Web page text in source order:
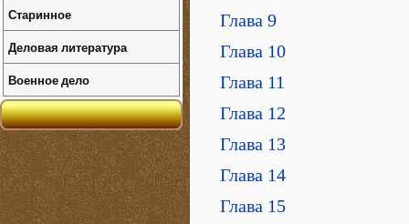
Глава 9
Глава 10
Глава 11
Глава 12
Глава 13
Глава 14
Глава 15
Старинное
Деловая литература
Военное дело